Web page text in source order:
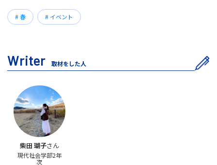
# 春 # イベント
Writer 取材をした人
柴田 瑚子さん
現代社会学部2年
次